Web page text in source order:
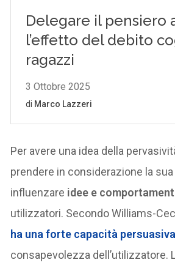
Per avere una idea della
prendere in considerazione la
influenzare idee e
utilizzatori. Secondo Williams-
ha una forte capacità persuasiva
consapevolezza dell’utilizzatore.